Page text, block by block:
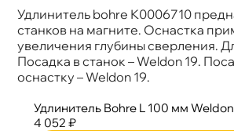
Удлинитель bohre К0006710
станков на магните. Оснастка
увеличения глубины сверления.
Посадка в станок – Weldon 19.
оснастку – Weldon 19.
Бренд
BOHRE
КБ010710
Удлинитель Bohre L 100 мм
4 052 ₽